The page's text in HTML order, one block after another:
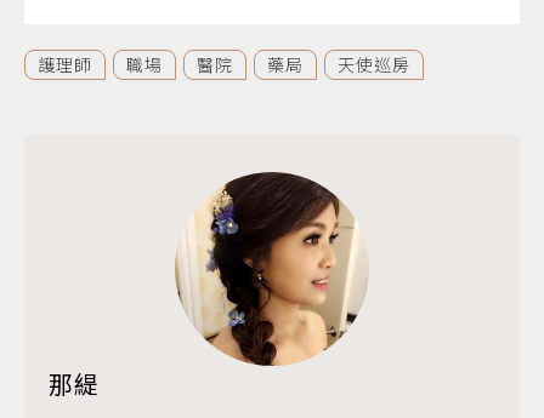
護理師 職場 醫院 藥局 天使巡房
那緹